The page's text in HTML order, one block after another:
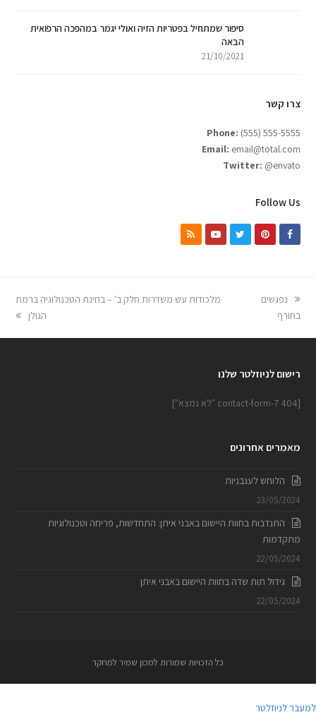
סיפור שמתחיל בפטריות הזיה ואולי יגמר במהפכה הרפואית
הבאה
21/10/2021
צרו קשר
Phone: (555) 555-5555
Email: email@total.com
Twitter: @envato
Follow Us
Facebook
Pinterest
Twitter
Youtube
RSS
previous
post:
נפגשים
בחורף
next
מלכודות עש משדרות חלק ב' – בחינת הטכנולוגיה ברמת
הגולן
רישום לניוזלטר שלנו
[contact-form-7 404 "לא נמצא"]
מאמרים אחרונים
הלוחש לעגבניות
23/05/2024
התנדבות בחוות היישום באבני איתן: התחדשות, פריחה וטכנולוגיות
מתקדמות
22/05/2024
גידול תות שדה בחוות היישום באבני איתן
22/05/2024
כל הזכויות שמורות למכון שמיר למחקר
למעבר לניוזלטר